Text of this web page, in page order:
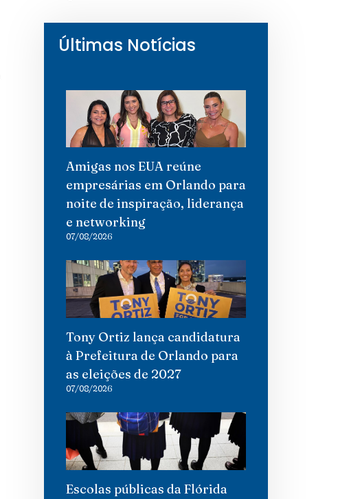
Últimas Notícias
Amigas nos EUA reúne
empresárias em Orlando para
noite de inspiração, liderança
e networking
07/08/2026
Tony Ortiz lança candidatura
à Prefeitura de Orlando para
as eleições de 2027
07/08/2026
Escolas públicas da Flórida